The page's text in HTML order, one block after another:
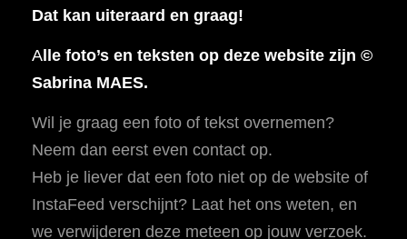
Dat kan uiteraard en graag!
Alle foto’s en teksten op deze website zijn ©
Sabrina MAES.
Wil je graag een foto of tekst overnemen?
Neem dan eerst even contact op.
Heb je liever dat een foto niet op de website of
InstaFeed verschijnt? Laat het ons weten, en
we verwijderen deze meteen op jouw verzoek.